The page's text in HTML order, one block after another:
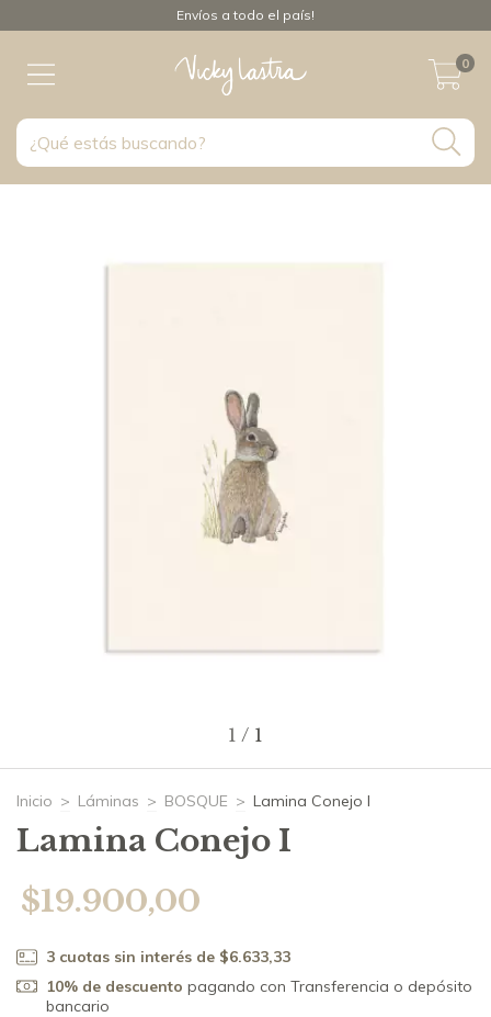
Envíos a todo el país!
0
1 / 1
Inicio > Láminas > BOSQUE > Lamina Conejo I
Lamina Conejo I
$19.900,00
3 cuotas sin interés de $6.633,33
10% de descuento pagando con Transferencia o depósito
bancario